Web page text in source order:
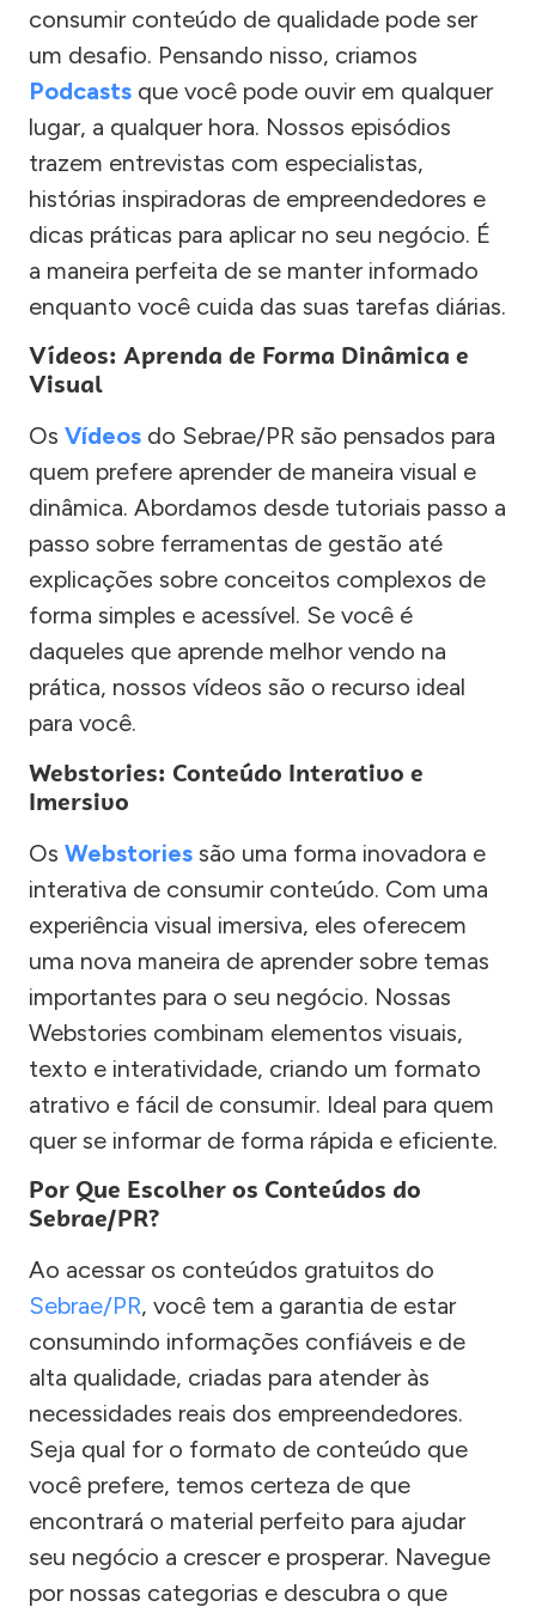
consumir conteúdo de qualidade pode ser
um desafio. Pensando nisso, criamos
Podcasts que você pode ouvir em qualquer
lugar, a qualquer hora. Nossos episódios
trazem entrevistas com especialistas,
histórias inspiradoras de empreendedores e
dicas práticas para aplicar no seu negócio. É
a maneira perfeita de se manter informado
enquanto você cuida das suas tarefas diárias.
Vídeos: Aprenda de Forma Dinâmica e
Visual
Os Vídeos do Sebrae/PR são pensados para
quem prefere aprender de maneira visual e
dinâmica. Abordamos desde tutoriais passo a
passo sobre ferramentas de gestão até
explicações sobre conceitos complexos de
forma simples e acessível. Se você é
daqueles que aprende melhor vendo na
prática, nossos vídeos são o recurso ideal
para você.
Webstories: Conteúdo Interativo e
Imersivo
Os Webstories são uma forma inovadora e
interativa de consumir conteúdo. Com uma
experiência visual imersiva, eles oferecem
uma nova maneira de aprender sobre temas
importantes para o seu negócio. Nossas
Webstories combinam elementos visuais,
texto e interatividade, criando um formato
atrativo e fácil de consumir. Ideal para quem
quer se informar de forma rápida e eficiente.
Por Que Escolher os Conteúdos do
Sebrae/PR?
Ao acessar os conteúdos gratuitos do
Sebrae/PR, você tem a garantia de estar
consumindo informações confiáveis e de
alta qualidade, criadas para atender às
necessidades reais dos empreendedores.
Seja qual for o formato de conteúdo que
você prefere, temos certeza de que
encontrará o material perfeito para ajudar
seu negócio a crescer e prosperar. Navegue
por nossas categorias e descubra o que